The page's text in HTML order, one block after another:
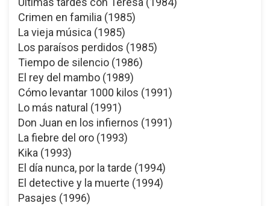
Crimen en familia (1985)
La vieja música (1985)
Los paraísos perdidos (1985)
Tiempo de silencio (1986)
El rey del mambo (1989)
Cómo levantar 1000 kilos (1991)
Lo más natural (1991)
Don Juan en los infiernos (1991)
La fiebre del oro (1993)
Kika (1993)
El día nunca, por la tarde (1994)
El detective y la muerte (1994)
Pasajes (1996)